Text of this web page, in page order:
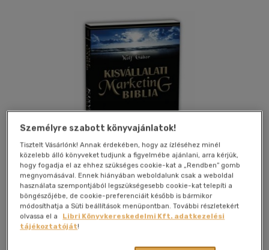
Kívánságlistához adom Megosztom
Személyre szabott könyvajánlatok!
Tisztelt Vásárlónk! Annak érdekében, hogy az ízléséhez minél
közelebb álló könyveket tudjunk a figyelmébe ajánlani, arra kérjük,
hogy fogadja el az ehhez szükséges cookie-kat a „Rendben” gomb
megnyomásával. Ennek hiányában weboldalunk csak a weboldal
használata szempontjából legszükségesebb cookie-kat telepíti a
böngészőjébe, de cookie-preferenciáit később is bármikor
módosíthatja a Süti beállítások menüpontban. További részletekért
olvassa el a
Libri Könyvkereskedelmi Kft. adatkezelési
tájékoztatóját!